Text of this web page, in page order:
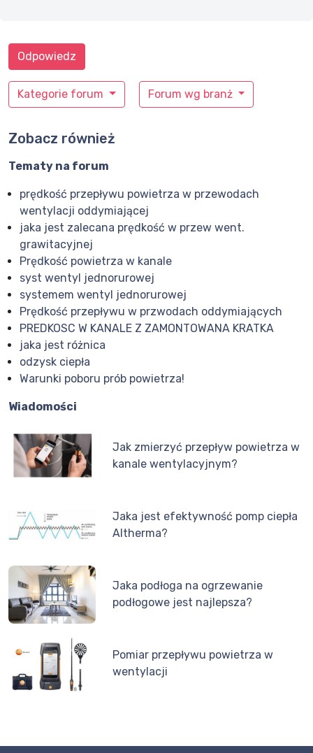
Kategorie forum Forum wg branż
Odpowiedz
Zobacz również
Tematy na forum
prędkość przepływu powietrza w przewodach
wentylacji oddymiającej
jaka jest zalecana prędkość w przew went.
grawitacyjnej
Prędkość powietrza w kanale
syst wentyl jednorurowej
systemem wentyl jednorurowej
Prędkość przepływu w przwodach oddymiających
PREDKOSC W KANALE Z ZAMONTOWANA KRATKA
jaka jest różnica
odzysk ciepła
Warunki poboru prób powietrza!
Wiadomości
Jak zmierzyć przepływ powietrza w
kanale wentylacyjnym?
Jaka jest efektywność pomp ciepła
Altherma?
Jaka podłoga na ogrzewanie
podłogowe jest najlepsza?
Pomiar przepływu powietrza w
wentylacji